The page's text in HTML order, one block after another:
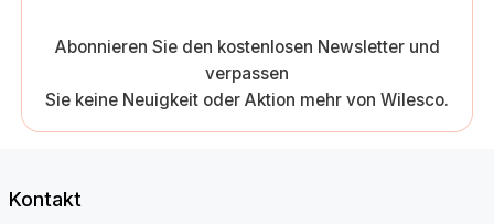
Abonnieren Sie den kostenlosen Newsletter und
verpassen
Sie keine Neuigkeit oder Aktion mehr von Wilesco.
Kontakt